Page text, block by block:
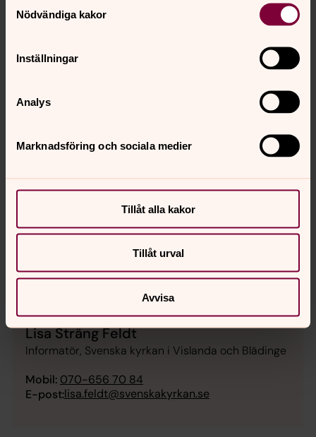
Nödvändiga kakor
Inställningar
Analys
Marknadsföring och sociala medier
Tillåt alla kakor
Tillåt urval
Avvisa
E-post:isabell.petersson@svenskakyrkan.se
Lisa Sträng Feldt
Informatör, Svenska kyrkan i Vislanda och Blädinge
Mobil: 070-656 70 84
E-post:lisa.feldt@svenskakyrkan.se